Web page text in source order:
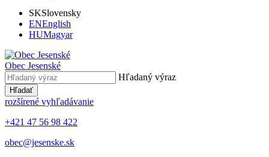
SKSlovensky
ENEnglish
HUMagyar
Obec Jesenské
Hľadaný výraz
Hľadať
rozšírené vyhľadávanie
+421 47 56 98 422
obec@jesenske.sk